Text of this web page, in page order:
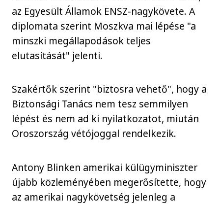
az Egyesült Államok ENSZ-nagykövete. A
diplomata szerint Moszkva mai lépése "a
minszki megállapodások teljes
elutasítását" jelenti.
Szakértők szerint "biztosra vehető", hogy a
Biztonsági Tanács nem tesz semmilyen
lépést és nem ad ki nyilatkozatot, miután
Oroszország vétójoggal rendelkezik.
Antony Blinken amerikai külügyminiszter
újabb közleményében megerősítette, hogy
az amerikai nagykövetség jelenleg a